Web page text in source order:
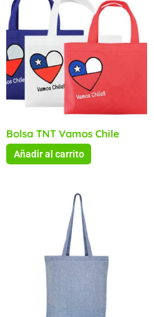
Bolsa TNT Vamos Chile
Añadir al carrito